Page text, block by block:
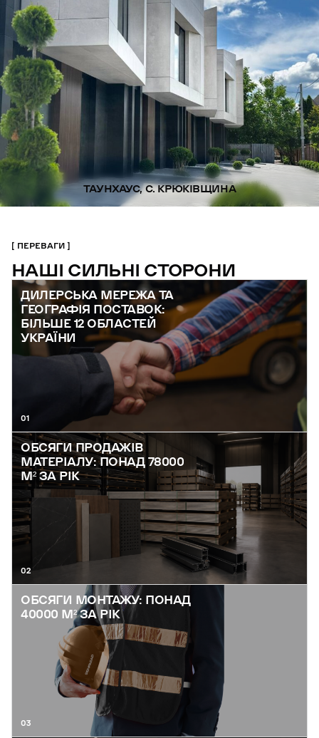
ТАУНХАУС, С. КРЮКІВЩИНА
ПЕРЕВАГИ
НАШІ СИЛЬНІ СТОРОНИ
ДИЛЕРСЬКА МЕРЕЖА ТА
ГЕОГРАФІЯ ПОСТАВОК:
БІЛЬШЕ 12 ОБЛАСТЕЙ
УКРАЇНИ
01
ОБСЯГИ ПРОДАЖІВ
МАТЕРІАЛУ: ПОНАД 78000
М² ЗА РІК
02
ОБСЯГИ МОНТАЖУ: ПОНАД
40000 М² ЗА РІК
03